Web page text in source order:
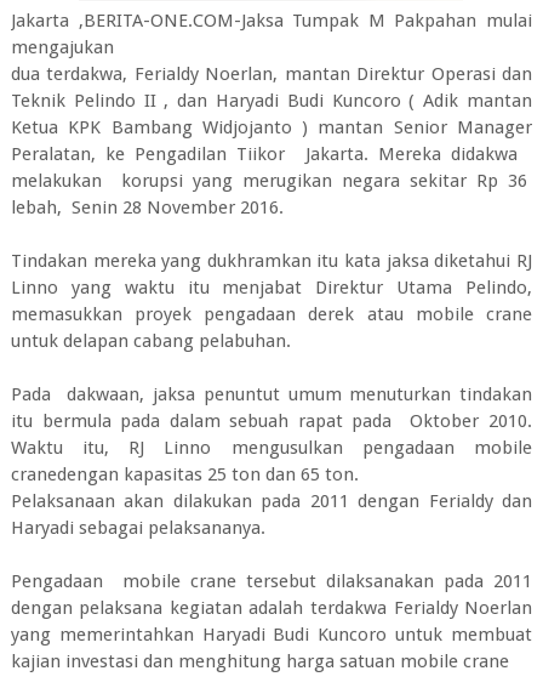
Jakarta ,BERITA-ONE.COM-Jaksa Tumpak M Pakpahan mulai
mengajukan
dua terdakwa, Ferialdy Noerlan, mantan Direktur Operasi dan
Teknik Pelindo II , dan Haryadi Budi Kuncoro ( Adik mantan
Ketua KPK Bambang Widjojanto ) mantan Senior Manager
Peralatan, ke Pengadilan Tiikor Jakarta. Mereka didakwa
melakukan korupsi yang merugikan negara sekitar Rp 36
lebah, Senin 28 November 2016.
Tindakan mereka yang dukhramkan itu kata jaksa diketahui RJ
Linno yang waktu itu menjabat Direktur Utama Pelindo,
memasukkan proyek pengadaan derek atau mobile crane
untuk delapan cabang pelabuhan.
Pada dakwaan, jaksa penuntut umum menuturkan tindakan
itu bermula pada dalam sebuah rapat pada Oktober 2010.
Waktu itu, RJ Linno mengusulkan pengadaan mobile
cranedengan kapasitas 25 ton dan 65 ton.
Pelaksanaan akan dilakukan pada 2011 dengan Ferialdy dan
Haryadi sebagai pelaksananya.
Pengadaan mobile crane tersebut dilaksanakan pada 2011
dengan pelaksana kegiatan adalah terdakwa Ferialdy Noerlan
yang memerintahkan Haryadi Budi Kuncoro untuk membuat
kajian investasi dan menghitung harga satuan mobile crane